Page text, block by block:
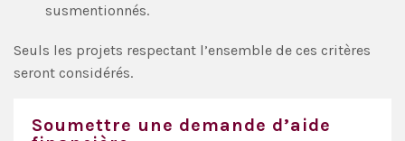
susmentionnés.
Seuls les projets respectant l’ensemble de ces critères
seront considérés.
Soumettre une demande d’aide